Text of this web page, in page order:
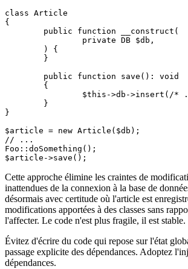
class Article
{
}
$article = new Article($db);
// ...
Foo::doSomething();
Cette approche élimine les craintes de
inattendues de la connexion à la base de
désormais avec certitude où l'article est
modifications apportées à des classes sans
l'affecter. Le code n'est plus fragile, il est stable.
Évitez d'écrire du code qui repose sur l'état
passage explicite des dépendances. Adoptez
dépendances.